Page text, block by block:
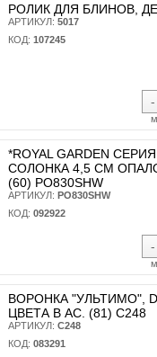
РОЛИК ДЛЯ БЛИНОВ,
АРТИКУЛ: 5017
КОД: 107245
-
*ROYAL GARDEN
СОЛОНКА 4,5 СМ
(60) PO830SHW
АРТИКУЛ: PO830SHW
КОД: 092922
-
ВОРОНКА "УЛЬТИМО",
ЦВЕТА В АС. (81) С248
АРТИКУЛ: С248
КОД: 083291